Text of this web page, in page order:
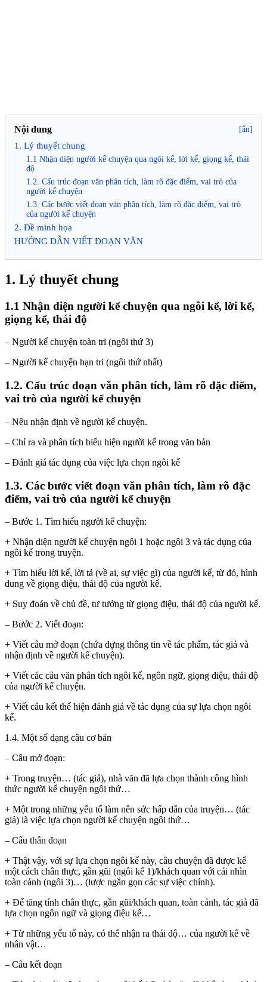
Nội dung [ẩn]
1. Lý thuyết chung
1.1 Nhận diện người kể chuyện qua ngôi kể, lời kể, giọng kể, thái
độ
1.2. Cấu trúc đoạn văn phân tích, làm rõ đặc điểm, vai trò của
người kể chuyện
1.3. Các bước viết đoạn văn phân tích, làm rõ đặc điểm, vai trò
của người kể chuyện
2. Đề minh họa
HƯỚNG DẪN VIẾT ĐOẠN VĂN
1. Lý thuyết chung
1.1 Nhận diện người kể chuyện qua ngôi kể, lời kể,
giọng kể, thái độ
– Người kể chuyện toàn tri (ngôi thứ 3)
– Người kể chuyện hạn tri (ngôi thứ nhất)
1.2. Cấu trúc đoạn văn phân tích, làm rõ đặc điểm,
vai trò của người kể chuyện
– Nêu nhận định về người kể chuyện.
– Chỉ ra và phân tích biểu hiện người kể trong văn bản
– Đánh giá tác dụng của việc lựa chọn ngôi kể
1.3. Các bước viết đoạn văn phân tích, làm rõ đặc
điểm, vai trò của người kể chuyện
– Bước 1. Tìm hiểu người kể chuyện:
+ Nhận diện người kể chuyện ngôi 1 hoặc ngôi 3 và tác dụng của
ngôi kể trong truyện.
+ Tìm hiểu lời kể, lời tả (về ai, sự việc gì) của người kể, từ đó, hình
dung về giọng điệu, thái độ của người kể.
+ Suy đoán về chủ đề, tư tưởng từ giọng điệu, thái độ của người kể.
– Bước 2. Viết đoạn:
+ Viết câu mở đoạn (chứa đựng thông tin về tác phẩm, tác giả và
nhận định về người kể chuyện).
+ Viết các câu văn phân tích ngôi kể, ngôn ngữ, giọng điệu, thái độ
của người kể chuyện.
+ Viết câu kết thể hiện đánh giá về tác dụng của sự lựa chọn ngôi
kể.
1.4. Một số dạng câu cơ bản
– Câu mở đoạn:
+ Trong truyện… (tác giả), nhà văn đã lựa chọn thành công hình
thức người kể chuyện ngôi thứ…
+ Một trong những yếu tố làm nên sức hấp dẫn của truyện… (tác
giả) là việc lựa chọn người kể chuyện ngôi thứ…
– Câu thân đoạn
+ Thật vậy, với sự lựa chọn ngôi kể này, câu chuyện đã được kể
một cách chân thực, gần gũi (ngôi kể 1)/khách quan với cái nhìn
toàn cảnh (ngôi 3)… (lược ngắn gọn các sự việc chính).
+ Để tăng tính chân thực, gần gũi/khách quan, toàn cảnh, tác giả đã
lựa chọn ngôn ngữ và giọng điệu kể…
+ Từ những yếu tố này, có thể nhận ra thái độ… của người kể về
nhân vật…
– Câu kết đoạn